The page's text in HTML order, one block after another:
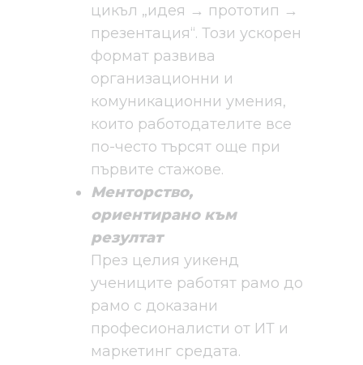
цикъл „идея → прототип →
презентация“. Този ускорен
формат развива
организационни и
комуникационни умения,
които работодателите все
по-често търсят още при
първите стажове.
Менторство,
ориентирано към
резултат
През целия уикенд
учениците работят рамо до
рамо с доказани
професионалисти от ИТ и
маркетинг средата.